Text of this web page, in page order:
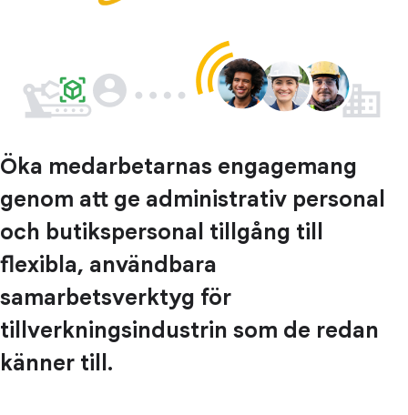
Öka medarbetarnas engagemang
genom att ge administrativ personal
och butikspersonal tillgång till
flexibla, användbara
samarbetsverktyg för
tillverkningsindustrin som de redan
känner till.